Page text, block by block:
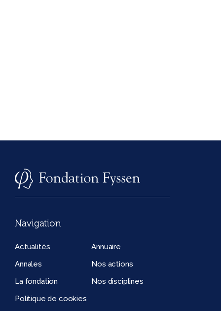
Navigation
Actualités
Annuaire
Annales
Nos actions
La fondation
Nos disciplines
Politique de cookies